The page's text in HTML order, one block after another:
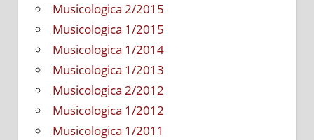
Musicologica 2/2015
Musicologica 1/2015
Musicologica 1/2014
Musicologica 1/2013
Musicologica 2/2012
Musicologica 1/2012
Musicologica 1/2011